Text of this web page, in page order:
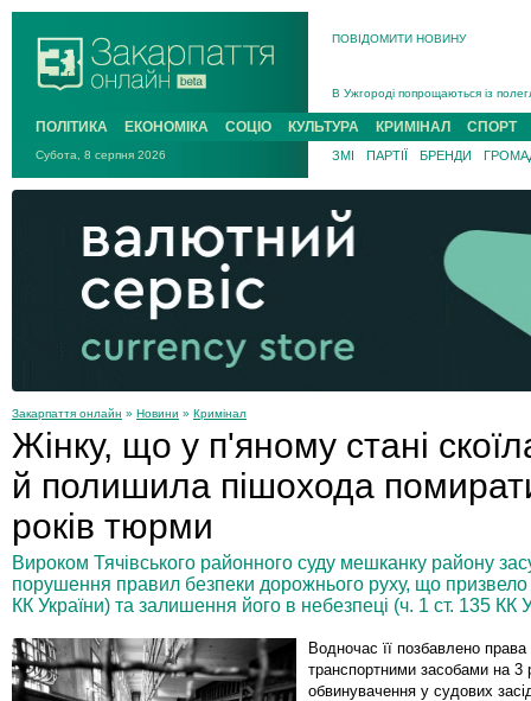
ПОВІДОМИТИ НОВИНУ
В Ужгороді попрощаються із
В Ужгороді 5 серпня
Підтвердили загибель
На війні з рф поліг військовий з
ПОЛІТИКА ЕКОНОМІКА СОЦІО КУЛЬТУРА КРИМІНАЛ СПОРТ
Субота, 8 серпня 2026 ЗМІ ПАРТІЇ БРЕНДИ
Закарпаття онлайн » Новини » Кримінал
Жінку, що у п'яному стані
й полишила пішохода
років тюрми
Вироком Тячівського районного суду мешканку району
порушення правил безпеки дорожнього руху, що призвело
КК України) та залишення його в небезпеці (ч. 1 ст. 135 КК
Водночас її позбавлено права
транспортними засобами на 3
обвинувачення у судових